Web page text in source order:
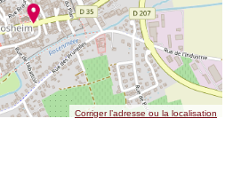
Corriger l’adresse ou la localisation